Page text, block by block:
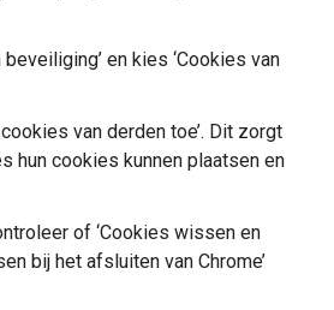
beveiliging’ en kies ‘Cookies van
van derden toe’. Dit zorgt
hun cookies kunnen plaatsen en
of ‘Cookies wissen en
bij het afsluiten van Chrome’